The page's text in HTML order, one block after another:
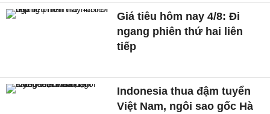
Giá tiêu hôm nay 4/8: Đi
ngang phiên thứ hai liên
tiếp
Indonesia thua đậm tuyển
Việt Nam, ngôi sao gốc Hà